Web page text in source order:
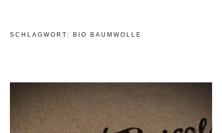
Upcycling
DAS braucht kein Mensch
WERTstoff.shop
SCHLAGWORT: BIO BAUMWOLLE